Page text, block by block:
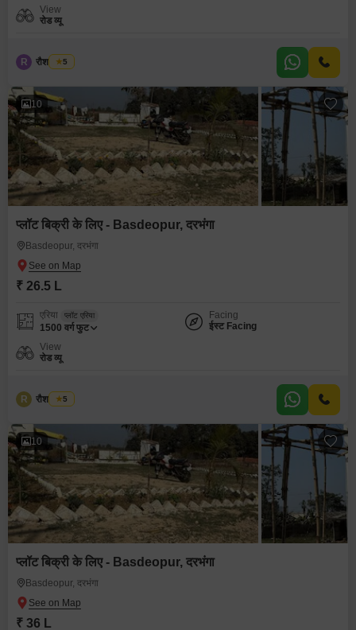
View
रोड व्यू
R रौशन कुमार
5
10
प्लॉट बिक्री के लिए - Basdeopur, दरभंगा
Basdeopur, दरभंगा
₹ 26.5 L
एरिया प्लॉट एरिया
1500 वर्ग फुट
Facing
ईस्ट Facing
View
रोड व्यू
R रौशन कुमार
5
10
प्लॉट बिक्री के लिए - Basdeopur, दरभंगा
Basdeopur, दरभंगा
₹ 36 L